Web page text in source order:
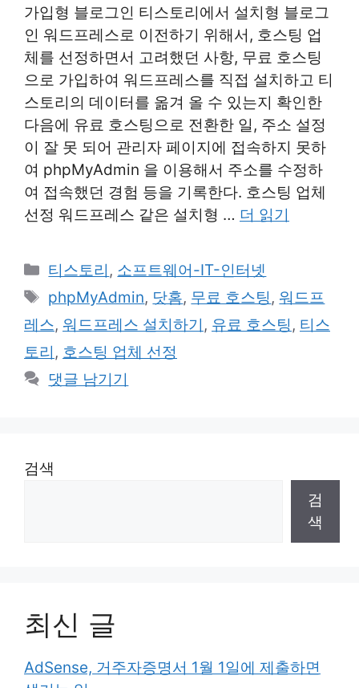
가입형 블로그인 티스토리에서 설치형 블로그
인 워드프레스로 이전하기 위해서, 호스팅 업
체를 선정하면서 고려했던 사항, 무료 호스팅
으로 가입하여 워드프레스를 직접 설치하고 티
스토리의 데이터를 옮겨 올 수 있는지 확인한
다음에 유료 호스팅으로 전환한 일, 주소 설정
이 잘 못 되어 관리자 페이지에 접속하지 못하
여 phpMyAdmin 을 이용해서 주소를 수정하
여 접속했던 경험 등을 기록한다. 호스팅 업체
선정 워드프레스 같은 설치형 … 더 읽기
카
테
고
리
티스토리 , 소프트웨어-IT-인터넷
태
그
phpMyAdmin, 닷홈, 무료 호스팅 , 워드프
레스, 워드프레스 설치하기 , 유료 호스팅 , 티스
토리 , 호스팅 업체 선정
댓글 남기기
검색
검
색
최신 글
AdSense, 거주자증명서 1월 1일에 제출하면